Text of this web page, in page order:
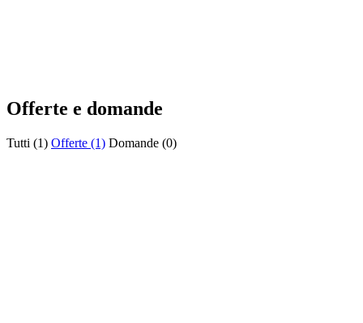
Offerte e domande
Tutti (1) Offerte (1) Domande (0)